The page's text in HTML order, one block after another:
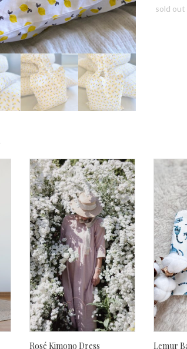
sold out
Rosé Kimono Dress Lemur